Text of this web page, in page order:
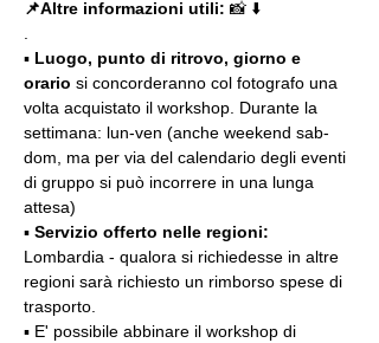
📌Altre informazioni utili: 📸 ⬇️
▪️ Luogo, punto di ritrovo, giorno e
orario si concorderanno col fotografo una
volta acquistato il workshop. Durante la
settimana: lun-ven (anche weekend sab-
dom, ma per via del calendario degli eventi
di gruppo si può incorrere in una lunga
attesa)
▪️ Servizio offerto nelle regioni:
Lombardia - qualora si richiedesse in altre
regioni sarà richiesto un rimborso spese di
trasporto.
▪️ E' possibile abbinare il workshop di